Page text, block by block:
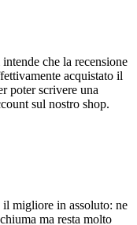
che la recensione
acquistato il
poter scrivere una
sul nostro shop.
il migliore in assoluto: ne
ma resta molto